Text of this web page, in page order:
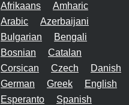
Afrikaans
Amharic
Arabic
Azerbaijani
Bulgarian
Bengali
Bosnian
Catalan
Corsican
Czech
Danish
German
Greek
English
Esperanto
Spanish